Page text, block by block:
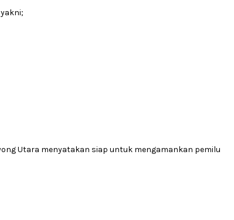
Utara menyatakan siap untuk mengamankan pemilu